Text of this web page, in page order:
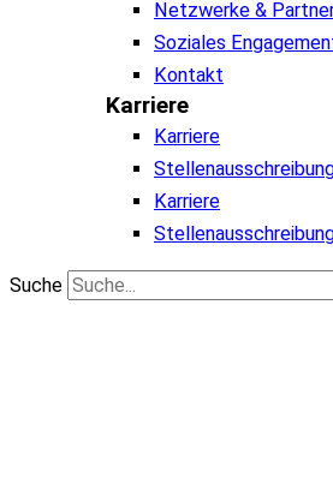
Netzwerke &
Soziales
Kontakt
Karriere
Karriere
Karriere
Suche